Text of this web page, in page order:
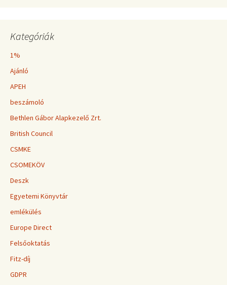
Kategóriák
1%
Ajánló
APEH
beszámoló
Bethlen Gábor Alapkezelő Zrt.
British Council
CSMKE
CSOMEKÖV
Deszk
Egyetemi Könyvtár
emlékülés
Europe Direct
Felsőoktatás
Fitz-díj
GDPR